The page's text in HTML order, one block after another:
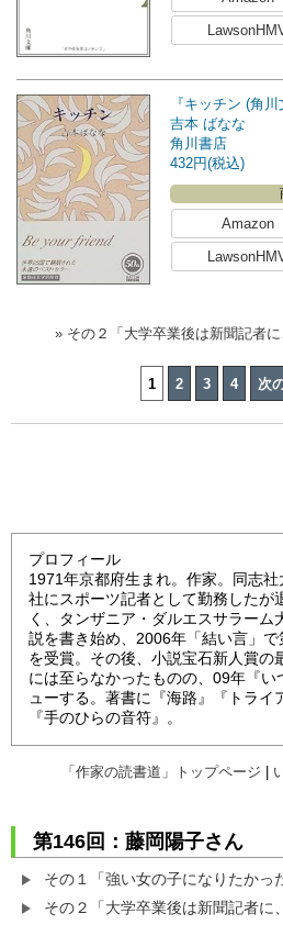
『キッチン (角川
吉本 ばなな
角川書店
432円(税込)
Amazon
» その２「大学卒業後は新聞記者
1 2 3 4 次
プロフィール
1971年京都府生まれ。作家。同志
社にスポーツ記者として勤務したが
く、タンザニア・ダルエスサラーム
説を書き始め、2006年「結い言」
を受賞。その後、小説宝石新人賞の
には至らなかったものの、09年『
ューする。著書に『海路』『トライ
『手のひらの音符』。
「作家の読書道」トップページ
第146回：藤岡陽子さん
その１「強い女の子になりたかっ
その２「大学卒業後は新聞記者に